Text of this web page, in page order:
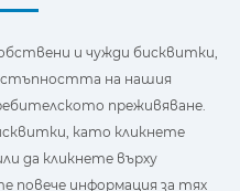
собствени и бисквитки на
подобри навигацията и
и чужди бисквитки,
на нашия
преживяване.
като кликнете
да кликнете върху
повече информация за тях